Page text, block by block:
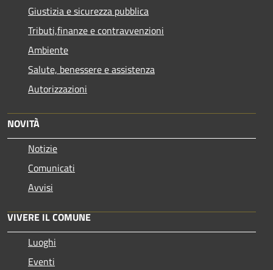
Giustizia e sicurezza pubblica
Tributi,finanze e contravvenzioni
Ambiente
Salute, benessere e assistenza
Autorizzazioni
NOVITÀ
Notizie
Comunicati
Avvisi
VIVERE IL COMUNE
Luoghi
Eventi